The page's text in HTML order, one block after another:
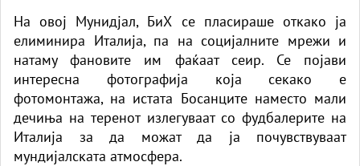
На овој Мунидјал, БиХ се пласираше откако ја
елиминира Италија, па на социјалните мрежи и
натаму фановите им фаќаат сеир. Се појави
интересна фотографија која секако е
фотомонтажа, на истата Босанците наместо мали
дечиња на теренот излегуваат со фудбалерите на
Италија за да можат да ја почувствуваат
мундијалската атмосфера.